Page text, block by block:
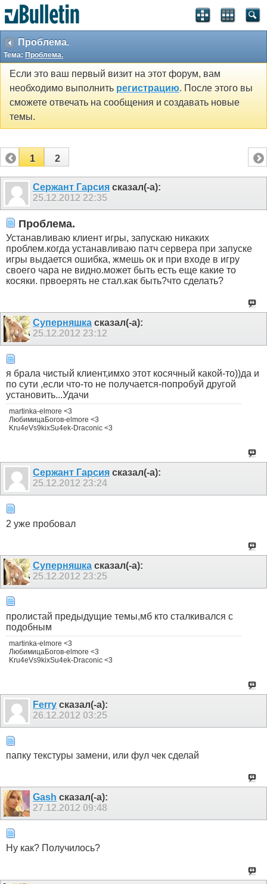
Проблема.
Тема: Проблема.
Если это ваш первый визит на этот форум, вам
необходимо выполнить регистрацию. После этого вы
сможете отвечать на сообщения и создавать новые
темы.
1 2
Сержант Гарсия сказал(-а):
25.12.2012 22:35
Проблема.
Устанавливаю клиент игры, запускаю никаких
проблем.когда устанавливаю патч сервера при запуске
игры выдается ошибка, жмешь ок и при входе в игру
своего чара не видно.может быть есть еще какие то
косяки. првоерять не стал.как быть?что сделать?
Суперняшка сказал(-а):
25.12.2012 23:12
я брала чистый клиент,имхо этот косячный какой-то))да и
по сути ,если что-то не получается-попробуй другой
установить...Удачи
martinka-elmore <3
ЛюбимицаБогов-elmore <3
Kru4eVs9kixSu4ek-Draconic <3
Сержант Гарсия сказал(-а):
25.12.2012 23:24
2 уже пробовал
Суперняшка сказал(-а):
25.12.2012 23:25
пролистай предыдущие темы,мб кто сталкивался с
подобным
martinka-elmore <3
ЛюбимицаБогов-elmore <3
Kru4eVs9kixSu4ek-Draconic <3
Ferry сказал(-а):
26.12.2012 03:25
папку текстуры замени, или фул чек сделай
Gash сказал(-а):
27.12.2012 09:48
Ну как? Получилось?